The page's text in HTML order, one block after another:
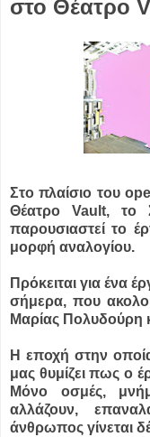
στο Θέατρο
Στο πλαίσιο του
Θέατρο Vault, το
παρουσιαστεί το
μορφή αναλογίου.
Πρόκειται για ένα
σήμερα, που
Μαρίας Πολυδούρη
Η εποχή στην
μας θυμίζει πως ο
Μόνο οσμές,
αλλάζουν,
άνθρωπος γίνεται